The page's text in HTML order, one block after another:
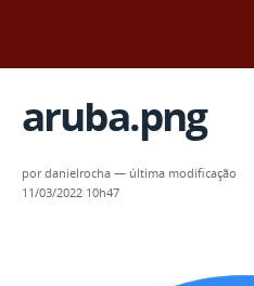
aruba.png
pordanielrocha — última modificação
11/03/2022 10h47